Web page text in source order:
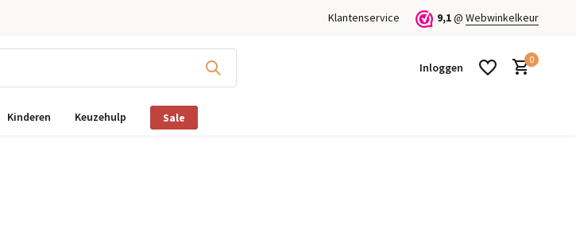
Klantenservice 9,1@ Webwinkelkeur
Inloggen
0
Kinderen Keuzehulp Sale